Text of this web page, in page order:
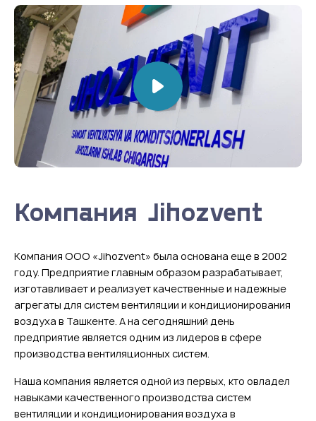
Компания Jihozvent
Компания ООО «Jihozvent» была основана еще в 2002
году. Предприятие главным образом разрабатывает,
изготавливает и реализует качественные и надежные
агрегаты для систем вентиляции и кондиционирования
воздуха в Ташкенте. А на сегодняшний день
предприятие является одним из лидеров в сфере
производства вентиляционных систем.
Наша компания является одной из первых, кто овладел
навыками качественного производства систем
вентиляции и кондиционирования воздуха в